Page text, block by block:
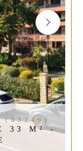
(83240)
33 M² -